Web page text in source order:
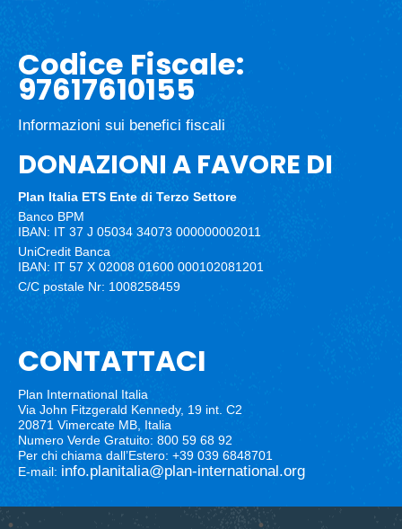
Codice Fiscale:
97617610155
Informazioni sui benefici fiscali
DONAZIONI A FAVORE DI
Plan Italia ETS Ente di Terzo Settore
Banco BPM
IBAN: IT 37 J 05034 34073 000000002011
UniCredit Banca
IBAN: IT 57 X 02008 01600 000102081201
C/C postale Nr: 1008258459
CONTATTACI
Plan International Italia
Via John Fitzgerald Kennedy, 19 int. C2
20871 Vimercate MB, Italia
Numero Verde Gratuito: 800 59 68 92
Per chi chiama dall’Estero: +39 039 6848701
E-mail: info.planitalia@plan-international.org